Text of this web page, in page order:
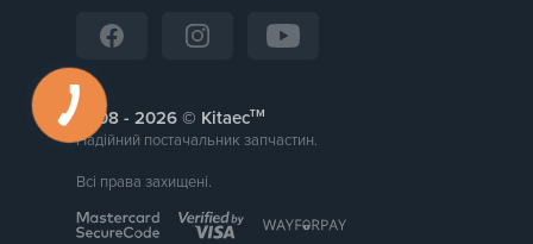
2008 - © Kitaecтм
Надійний постачальник запчастин.
Всі права захищені.